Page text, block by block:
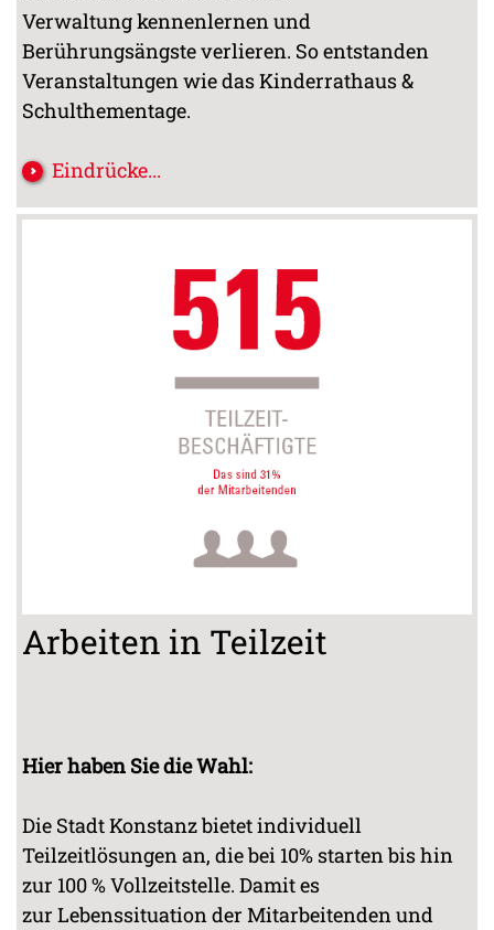
Verwaltung kennenlernen und
Berührungsängste verlieren. So entstanden
Veranstaltungen wie das Kinderrathaus &
Schulthementage.
Eindrücke...
Arbeiten in Teilzeit
Hier haben Sie die Wahl:
Die Stadt Konstanz bietet individuell
Teilzeitlösungen an, die bei 10% starten bis hin
zur 100 % Vollzeitstelle. Damit es
zur Lebenssituation der Mitarbeitenden und